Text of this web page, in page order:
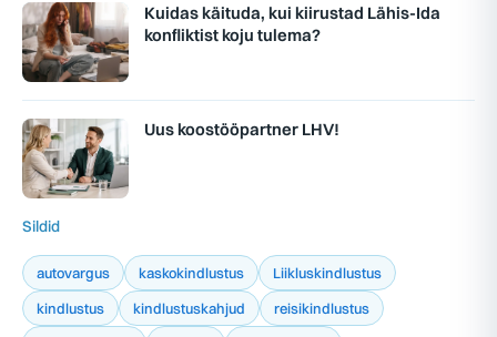
Kuidas käituda, kui kiirustad Lähis-Ida
konfliktist koju tulema?
Uus koostööpartner LHV!
Sildid
autovargus kaskokindlustus
Liikluskindlustus
kindlustus
kindlustuskahjud
reisikindlustus